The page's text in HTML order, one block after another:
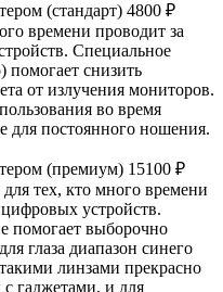
(стандарт) 4800 ₽
времени проводит за
Специальное
снизить
от излучения мониторов.
во время
для постоянного ношения.
(премиум) 15100 ₽
тех, кто много времени
устройств.
помогает выборочно
глаза диапазон синего
линзами прекрасно
гаджетами, и для